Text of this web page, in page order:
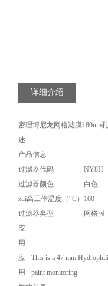
详细介绍
密理博尼龙网格滤膜180um
述
产品信息
过滤器代码
NY8H
过滤器颜色
白色
zui高工作温度（°C） 100
过滤器类型
网格膜
应
用
应
用
This is a 47 mm
paint monitoring.